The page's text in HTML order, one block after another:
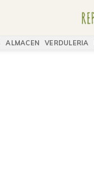
ALMACEN VERDULERIA